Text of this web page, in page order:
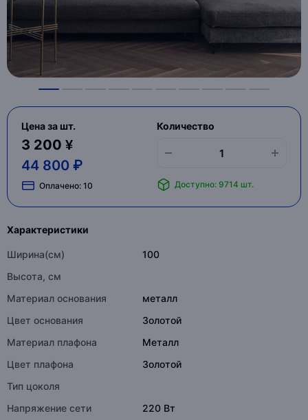
Цена за шт.
3 200 ¥
44 800 ₽
Оплачено: 10
Количество
Доступно: 9714 шт.
Характеристики
Ширина(см)
100
Высота, см
Материал основания
металл
Цвет основания
Золотой
Материал плафона
Металл
Цвет плафона
Золотой
Тип цоколя
Напряжение сети
220 Вт